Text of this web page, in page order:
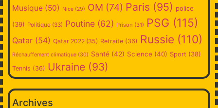
Musique (50) Nice (29) OM (74) Paris (95) police
(39) Politique (33) Poutine (62) Prison (31) PSG (115)
Qatar (54) Qatar 2022 (35) Retraite (36) Russie (110)
Réchauffement climatique (30) Santé (42) Science (40) Sport (38)
Tennis (36) Ukraine (93)
Archives